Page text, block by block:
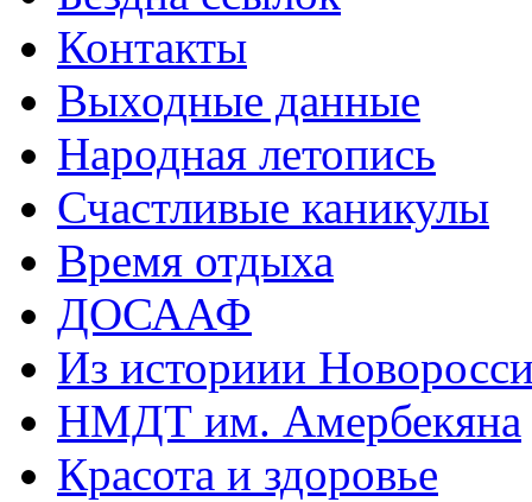
Контакты
Выходные данные
Народная летопись
Счастливые каникулы
Время отдыха
ДОСААФ
Из историии
НМДТ им. Амербекяна
Красота и здоровье